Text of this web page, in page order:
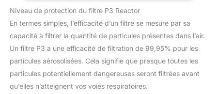
performance, capable de filtrer au moins 99 % des particules
dans les environnements de travail intensifs. REMPLACEMENT
SIMPLE : Conçus comme filtres de remplacement P3, ces
filtres sont faciles à installer et à changer. Remplacez votre
filtre remplacement P3 dès que nécessaire afin de maintenir un
niveau de protection constant. INSTALLATION RAPIDE : Livré
avec des instructions claires pour une mise en place rapide.
constituent une solution fiable pour renforcer votre sécurité au
Niveau de protection du filtre P3 Reactor
En termes simples, l’efficacité d’un filtre se mesure par sa
capacité à filtrer la quantité de particules présentes dans l’air.
Un filtre P3 a une efficacité de filtration de 99,95% pour les
particules aérosolisées. Cela signifie que presque toutes les
particules potentiellement dangereuses seront filtrées avant
qu’elles n’atteignent vos voies respiratoires.